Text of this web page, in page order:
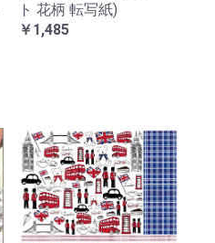
ト 花柄 転写紙)
￥1,485